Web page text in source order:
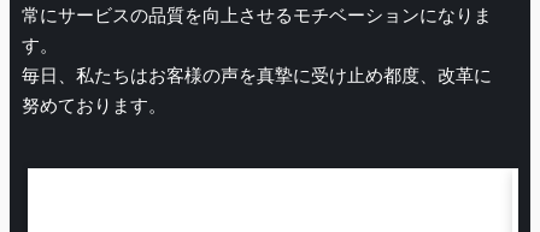
常にサービスの品質を向上させるモチベーションになりま
す。
毎日、私たちはお客様の声を真摯に受け止め都度、改革に
努めております。